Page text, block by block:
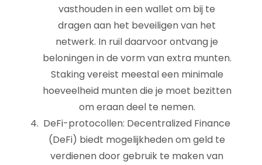
vasthouden in een wallet om bij te
dragen aan het beveiligen van het
netwerk. In ruil daarvoor ontvang je
beloningen in de vorm van extra munten.
Staking vereist meestal een minimale
hoeveelheid munten die je moet bezitten
om eraan deel te nemen.
DeFi-protocollen: Decentralized Finance
(DeFi) biedt mogelijkheden om geld te
verdienen door gebruik te maken van